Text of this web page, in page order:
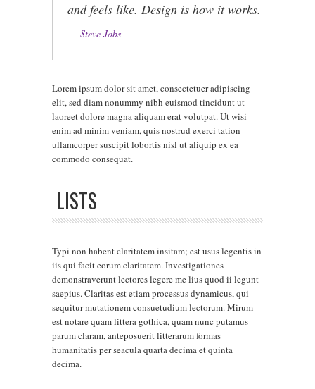
and feels like. Design is how it works.
Steve Jobs
Lorem ipsum dolor sit amet, consectetuer adipiscing
elit, sed diam nonummy nibh euismod tincidunt ut
laoreet dolore magna aliquam erat volutpat. Ut wisi
enim ad minim veniam, quis nostrud exerci tation
ullamcorper suscipit lobortis nisl ut aliquip ex ea
commodo consequat.
LISTS
Typi non habent claritatem insitam; est usus legentis in
iis qui facit eorum claritatem. Investigationes
demonstraverunt lectores legere me lius quod ii legunt
saepius. Claritas est etiam processus dynamicus, qui
sequitur mutationem consuetudium lectorum. Mirum
est notare quam littera gothica, quam nunc putamus
parum claram, anteposuerit litterarum formas
humanitatis per seacula quarta decima et quinta
decima.